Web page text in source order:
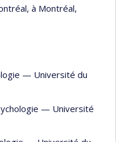
à Montréal,
— Université du
— Université